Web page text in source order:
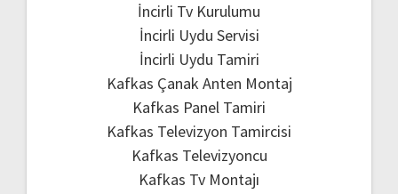
İncirli Tv Kurulumu
İncirli Uydu Servisi
İncirli Uydu Tamiri
Kafkas Çanak Anten Montaj
Kafkas Panel Tamiri
Kafkas Televizyon Tamircisi
Kafkas Televizyoncu
Kafkas Tv Montajı